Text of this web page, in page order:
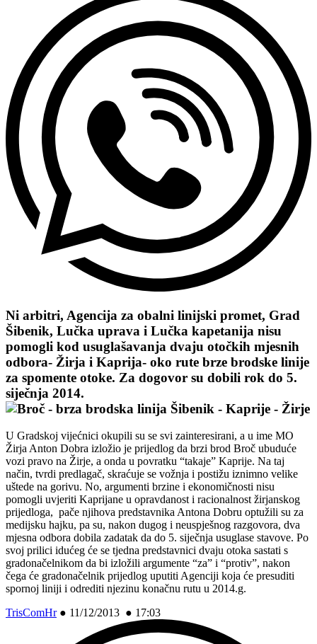
Ni arbitri, Agencija za obalni linijski promet, Grad
Šibenik, Lučka uprava i Lučka kapetanija nisu
pomogli kod usuglašavanja dvaju otočkih mjesnih
odbora- Žirja i Kaprija- oko rute brze brodske linije
za spomente otoke. Za dogovor su dobili rok do 5.
siječnja 2014.
U Gradskoj vijećnici okupili su se svi zainteresirani, a u ime MO
Žirja Anton Dobra izložio je prijedlog da brzi brod Broč ubuduće
vozi pravo na Žirje, a onda u povratku “takaje” Kaprije. Na taj
način, tvrdi predlagač, skraćuje se vožnja i postižu iznimno velike
uštede na gorivu. No, argumenti brzine i ekonomičnosti nisu
pomogli uvjeriti Kaprijane u opravdanost i racionalnost žirjanskog
prijedloga, pače njihova predstavnika Antona Dobru optužili su za
medijsku hajku, pa su, nakon dugog i neuspješnog razgovora, dva
mjesna odbora dobila zadatak da do 5. siječnja usuglase stavove. Po
svoj prilici idućeg će se tjedna predstavnici dvaju otoka sastati s
gradonačelnikom da bi izložili argumente “za” i “protiv”, nakon
čega će gradonačelnik prijedlog uputiti Agenciji koja će presuditi
spornoj liniji i odrediti njezinu konačnu rutu u 2014.g.
TrisComHr● 11/12/2013 ● 17:03